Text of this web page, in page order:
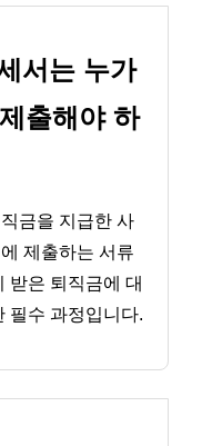
서는 누가
출해야 하
금을 지급한 사
제출하는 서류
받은 퇴직금에 대
필수 과정입니다.